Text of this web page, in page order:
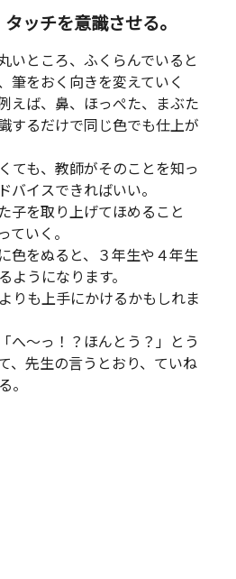
ッチを意識させる。
いところ、ふくらんでいると
筆をおく向きを変えていく
えば、鼻、ほっぺた、まぶた
するだけで同じ色でも仕上が
ても、教師がそのことを知っ
バイスできればいい。
子を取り上げてほめること
ていく。
色をぬると、３年生や４年生
ようになります。
りも上手にかけるかもしれま
へ～っ！？ほんとう？」とう
、先生の言うとおり、ていね
。